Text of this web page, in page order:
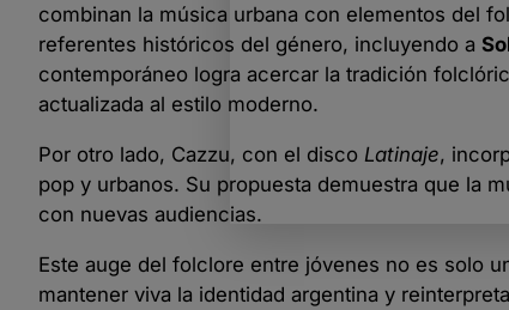
combinan la música urbana con elementos del
referentes históricos del género, incluyendo a
contemporáneo logra acercar la tradición
actualizada al estilo moderno.
Por otro lado, Cazzu, con el disco Latinaje,
pop y urbanos. Su propuesta demuestra que la
con nuevas audiencias.
Este auge del folclore entre jóvenes no es solo
mantener viva la identidad argentina y